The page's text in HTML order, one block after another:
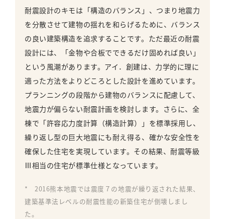
耐震設計のキモは「構造のバランス」、つまり地震力
を分散させて建物の揺れを和らげるために、バランス
の良い建築構造を追求することです。ただ最近の耐震
設計には、「金物や合板でできるだけ固めれば良い」
という風潮があります。アイ．創建は、力学的に理に
適った方法をよりどころとした設計を進めています。
プランニングの段階から建物のバランスに配慮して、
地震力が偏らない耐震計画を検討します。さらに、全
棟で「許容応力度計算（構造計算）」を標準採用し、
繰り返し型の巨大地震にも耐え得る、確かな安全性を
確保した住宅を実現しています。その結果、耐震等級
Ⅲ相当の住宅が標準仕様となっています。
* 2016熊本地震では震度７の地震が繰り返された結果、
建築基準法レベルの耐震性能の新築住宅が倒壊しまし
た。